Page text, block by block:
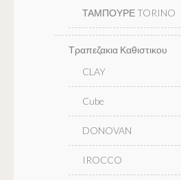
ΤΑΜΠΟΥΡΕ TORINO
Τραπεζακια Καθιστικου
CLAY
Cube
DONOVAN
IROCCO